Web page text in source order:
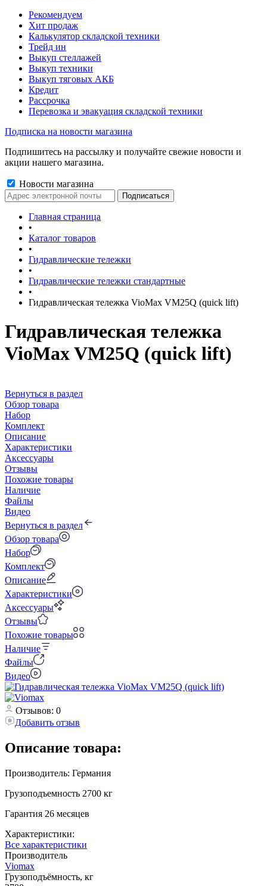
Рекомендуем
Хит продаж
Калькулятор складской техники
Трейд ин
Выкуп стеллажей
Выкуп техники
Выкуп тяговых АКБ
Кредит
Рассрочка
Перевозка и эвакуация складской техники
Подписка на новости магазина
Подпишитесь на рассылку и получайте свежие новости и
акции нашего магазина.
Новости магазина
Главная страница
•
Каталог товаров
•
Гидравлические тележки
•
Гидравлические тележки стандартные
•
Гидравлическая тележка VioMax VM25Q (quick lift)
Гидравлическая тележка
VioMax VM25Q (quick lift)
Вернуться в раздел
Обзор товара
Набор
Комплект
Описание
Характеристики
Аксессуары
Отзывы
Похожие товары
Наличие
Файлы
Видео
Вернуться в раздел
Обзор товара
Набор
Комплект
Описание
Характеристики
Аксессуары
Отзывы
Похожие товары
Наличие
Файлы
Видео
Отзывов: 0
Добавить отзыв
Описание товара:
Производитель: Германия
Грузоподъемность 2700 кг
Гарантия 26 месяцев
Характеристики:
Все характеристики
Производитель
Viomax
Грузоподъёмность, кг